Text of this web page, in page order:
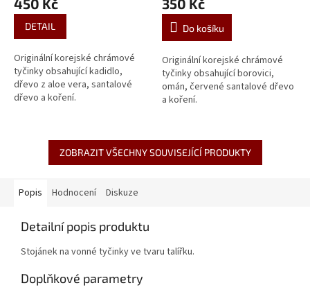
produktu
5
hvězdiček.
DETAIL
Originální korejské chrámové
tyčinky obsahující kadidlo,
dřevo z aloe vera, santalové
dřevo a koření.
produktu
5,0
5
hvězdiček.
Do košíku
Originální korejské chrámové
tyčinky obsahující borovici,
omán, červené santalové dřevo
a koření.
ZOBRAZIT VŠECHNY SOUVISEJÍCÍ PRODUKTY
Popis Hodnocení Diskuze
Detailní popis produktu
Stojánek na vonné tyčinky ve tvaru talířku.
Doplňkové parametry